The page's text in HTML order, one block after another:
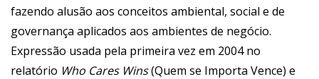
fazendo alusão aos conceitos ambiental, social e de
governança aplicados aos ambientes de negócio.
Expressão usada pela primeira vez em 2004 no
relatório Who Cares Wins(Quem se Importa Vence) e